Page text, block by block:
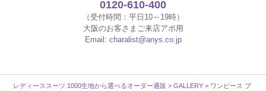
0120-610-400
（受付時間：平日10～19時）
大阪のお客さまご来店アポ用
Email: charalist@anys.co.jp
レディーススーツ 1000生地から選べるオーダー通販 >GALLERY > ワンピース プ